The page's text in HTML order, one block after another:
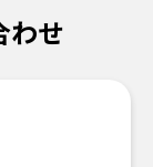
わせ